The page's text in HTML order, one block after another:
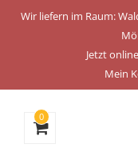
Wir liefern im Raum:
Jetzt
Mein
0